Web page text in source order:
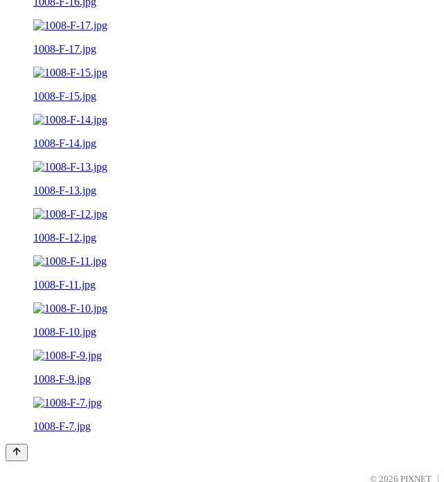
1008-F-17.jpg
1008-F-15.jpg
1008-F-14.jpg
1008-F-13.jpg
1008-F-12.jpg
1008-F-11.jpg
1008-F-10.jpg
1008-F-9.jpg
1008-F-7.jpg
© 2026 PIXNET